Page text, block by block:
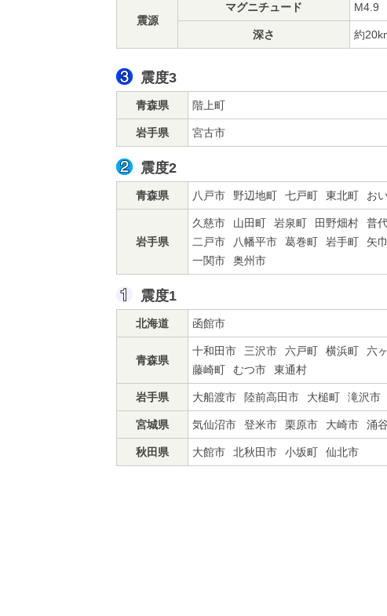
震源
マグニチュード M4.9
深さ 約
震度3
青森県 階上町
岩手県 宮古市
震度2
青森県 八戸市 野辺地町 七戸町 東北町 お
岩手県
久慈市 山田町 岩泉町 田野畑村 普
二戸市
八幡平市 葛巻町 岩手町 矢
一関市
奥州市
震度1
北海道 函館市
青森県
十和田市 三沢市 六戸町 横浜町 六
藤崎町
むつ市 東通村
岩手県 大船渡市 陸前高田市 大槌町 滝沢市
宮城県 気仙沼市 登米市 栗原市 大崎市 涌
秋田県 大館市 北秋田市 小坂町 仙北市